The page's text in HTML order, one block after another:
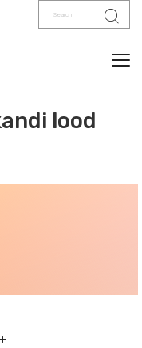
Search
lood